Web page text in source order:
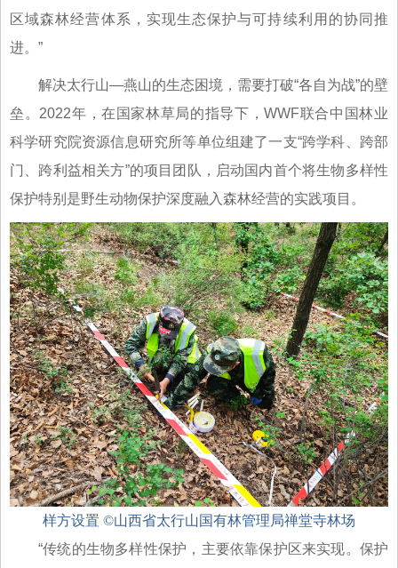
区域森林经营体系，实现生态保护与可持续利用的协同推
进。”
解决太行山—燕山的生态困境，需要打破“各自为战”的壁
垒。2022年，在国家林草局的指导下，WWF联合中国林业
科学研究院资源信息研究所等单位组建了一支“跨学科、跨部
门、跨利益相关方”的项目团队，启动国内首个将生物多样性
保护特别是野生动物保护深度融入森林经营的实践项目。
样方设置 ©山西省太行山国有林管理局禅堂寺林场
“传统的生物多样性保护，主要依靠保护区来实现。保护